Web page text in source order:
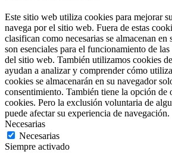
Este sitio web utiliza cookies para mejorar
navega por el sitio web. Fuera de estas
clasifican como necesarias se almacenan en
son esenciales para el funcionamiento de
del sitio web. También utilizamos cookies
ayudan a analizar y comprender cómo
cookies se almacenarán en su navegador
consentimiento. También tiene la opción de
cookies. Pero la exclusión voluntaria de
puede afectar su experiencia de navegación.
Necesarias
Necesarias
Siempre activado